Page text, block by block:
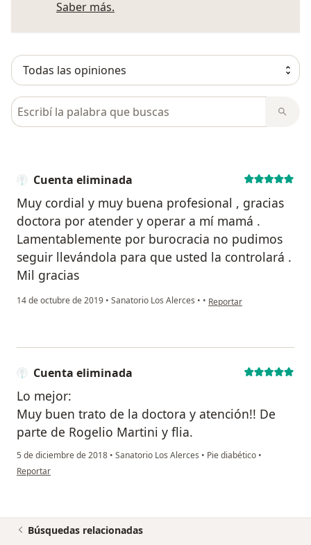
Saber más.
Busca en opiniones
Cuenta eliminada
Muy cordial y muy buena profesional , gracias
doctora por atender y operar a mí mamá .
Lamentablemente por burocracia no pudimos
seguir llevándola para que usted la controlará .
Mil gracias
14 de octubre de 2019 • Sanatorio Los Alerces • • en opinión del usuario
Reportar
Cuenta eliminada
Lo mejor:
Muy buen trato de la doctora y atención!! De
parte de Rogelio Martini y flia.
5 de diciembre de 2018 • Sanatorio Los Alerces • Pie diabético •
en opinión del usuario Cuenta eliminada
Reportar
Búsquedas relacionadas